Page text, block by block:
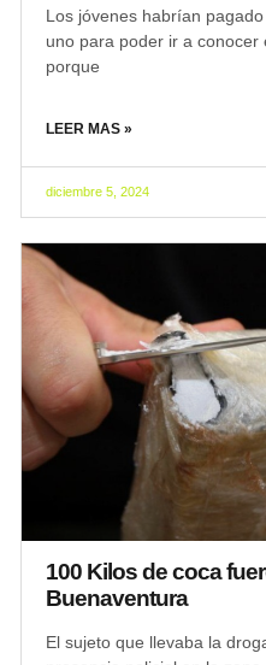
Los jóvenes habrían
uno para poder ir a conocer
porque
LEER MAS »
diciembre 5, 2024
100 Kilos de coca
Buenaventura
El sujeto que llevaba la